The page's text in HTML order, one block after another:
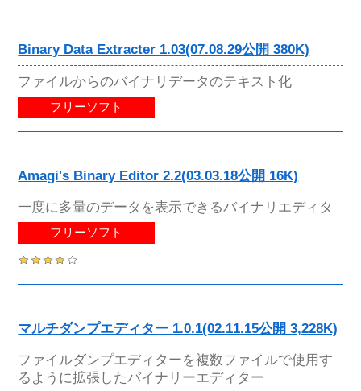
Binary Data Extracter 1.03(07.08.29公開 380K)
ファイルからのバイナリデータのテキスト化
フリーソフト
Amagi's Binary Editor 2.2(03.03.18公開 16K)
一度に多量のデータを表示できるバイナリエディタ
フリーソフト
マルチダンプエディター 1.0.1(02.11.15公開 3,228K)
ファイルダンプエディターを複数ファイルで使用す
るように拡張したバイナリーエディター